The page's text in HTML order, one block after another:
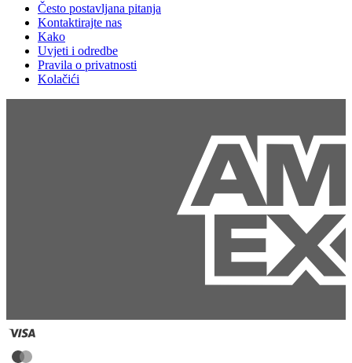
Često postavljana pitanja
Kontaktirajte nas
Kako
Uvjeti i odredbe
Pravila o privatnosti
Kolačići